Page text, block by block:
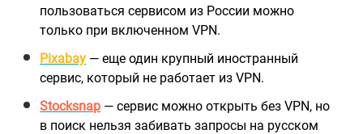
пользоваться сервисом из России можно
только при включенном VPN.
Pixabay — еще один крупный иностранный
сервис, который не работает из VPN.
Stocksnap — сервис можно открыть без VPN, но
в поиск нельзя забивать запросы на русском